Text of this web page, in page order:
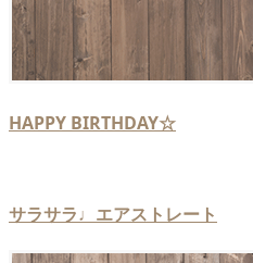
HAPPY BIRTHDAY☆
サラサラ♩エアストレート